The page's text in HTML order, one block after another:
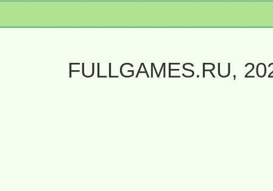
FULLGAMES.RU,